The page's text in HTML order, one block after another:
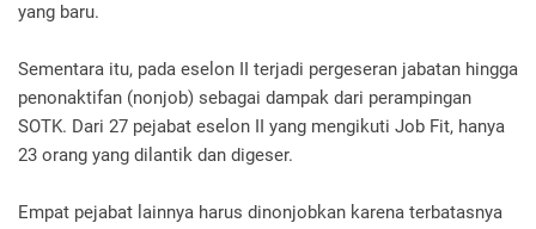
yang baru.
Sementara itu, pada eselon II terjadi pergeseran jabatan hingga
penonaktifan (nonjob) sebagai dampak dari perampingan
SOTK. Dari 27 pejabat eselon II yang mengikuti Job Fit, hanya
23 orang yang dilantik dan digeser.
Empat pejabat lainnya harus dinonjobkan karena terbatasnya